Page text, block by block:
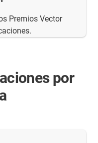
Premios Vector
por